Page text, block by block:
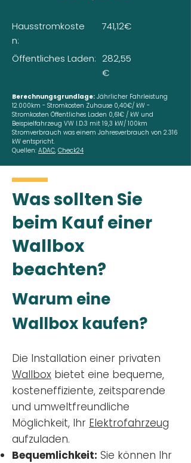
Hausstromkoste
n:
Öffentliches Laden:
741,12€
282,55
€
Berechnungsgrundlage: Jährlicher Fahrleistung
12.000km - Stromkosten Zuhause 0,40€/ kW -
Stromkosten Öffentliches Laden 0,61€ / kW und
Beispielfahrzeug VW I.D.3 mit 19,3 kW/ 100km
Stromverbrauch was einem Jahresverbrauch von 2.316
kW entspricht.
Quellen: ADAC, Check24
Was sollten Sie
beim Kauf einer
Wallbox
beachten?
Warum eine
Wallbox kaufen?
Die Installation einer privaten
Wallbox bietet eine bequeme,
kosteneffiziente, zeitsparende
und umweltfreundliche
Möglichkeit, Ihr Elektrofahrzeug
aufzuladen.
Bequemlichkeit: Sie können Ihr